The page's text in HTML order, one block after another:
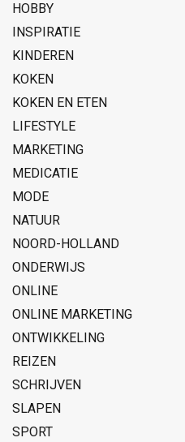
HOBBY
INSPIRATIE
KINDEREN
KOKEN
KOKEN EN ETEN
LIFESTYLE
MARKETING
MEDICATIE
MODE
NATUUR
NOORD-HOLLAND
ONDERWIJS
ONLINE
ONLINE MARKETING
ONTWIKKELING
REIZEN
SCHRIJVEN
SLAPEN
SPORT